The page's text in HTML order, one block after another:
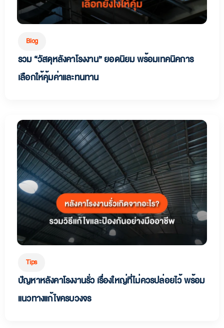
Blog
รวม “วัสดุหลังคาโรงงาน” ยอดนิยม พร้อมเทคนิคการ
เลือกให้คุ้มค่าและทนทาน
Tips
ปัญหาหลังคาโรงงานรั่ว เรื่องใหญ่ที่ไม่ควรปล่อยไว้ พร้อม
แนวทางแก้ไขครบวงจร